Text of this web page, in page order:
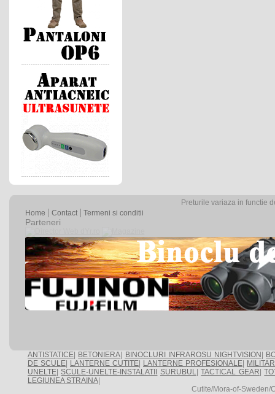
Preturile variaza in functie
Home
Contact Termeni si conditii
Parteneri
ANTISTATICE BETONIERA BINOCLURI INFRAROSU NIGHTVISION
DE SCULE
LANTERNE CUTITE LANTERNE PROFESIONALE
UNELTE SCULE-UNELTE-INSTALATII SURUBUL|TACTICAL GEAR |
LEGIUNEA STRAINA
Cutite/Mora-of-Sweden/